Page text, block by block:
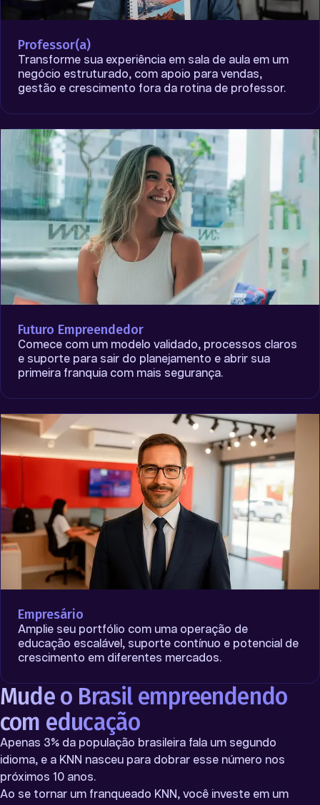
Professor(a)
Transforme sua experiência em sala de aula em um
negócio estruturado, com apoio para vendas,
gestão e crescimento fora da rotina de professor.
Futuro Empreendedor
Comece com um modelo validado, processos claros
e suporte para sair do planejamento e abrir sua
primeira franquia com mais segurança.
Empresário
Amplie seu portfólio com uma operação de
educação escalável, suporte contínuo e potencial de
crescimento em diferentes mercados.
Mude o Brasil empreendendo
com educação
Apenas 3% da população brasileira fala um segundo
idioma, e a KNN nasceu para dobrar esse número nos
próximos 10 anos.
Ao se tornar um franqueado KNN, você investe em um